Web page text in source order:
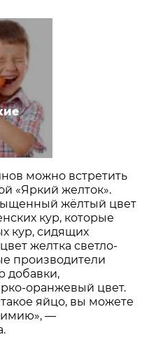
можно встретить
«Яркий желток».
жёлтый цвет
кур, которые
кур, сидящих
желтка светло-
производители
добавки,
оранжевый цвет.
яйцо, вы можете
—